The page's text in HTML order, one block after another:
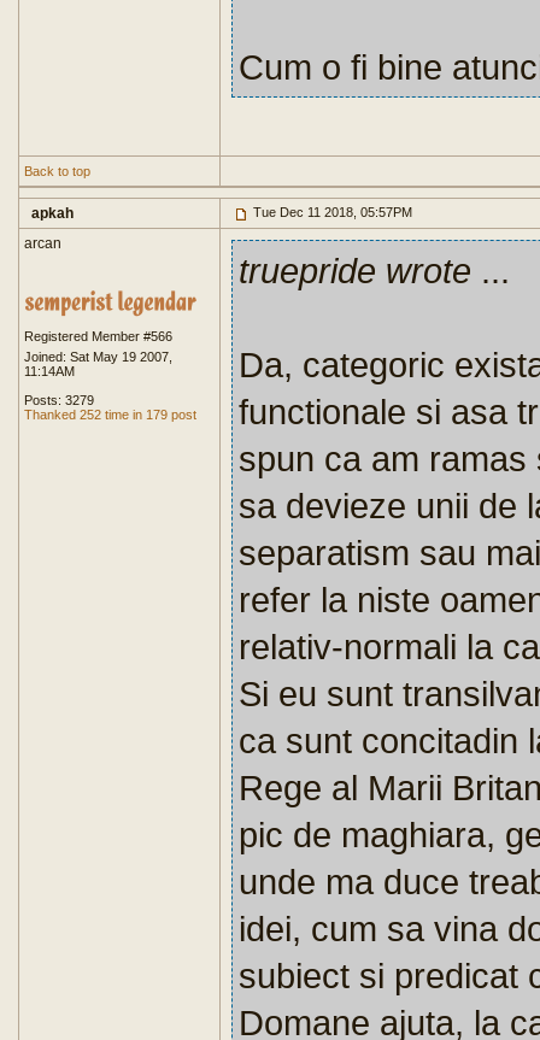
Cum o fi bine
Back to top
apkah Tue Dec 11 2018, 05:57PM
arcan
Registered Member #566
Joined: Sat May 19 2007,
11:14AM
Posts: 3279
Thanked 252 time in 179 post
truepride wrote ...
Da, categoric
functionale si asa
spun ca am
sa devieze unii de
separatism sau
refer la niste
relativ-normali la
Si eu sunt
ca sunt concitadin
Rege al Marii
pic de maghiara,
unde ma duce
idei, cum sa vina
subiect si predicat
Domane ajuta, la